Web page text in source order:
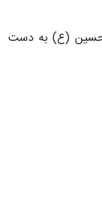
حسین (ع) به دست